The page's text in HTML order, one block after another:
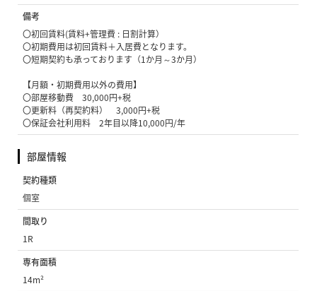
備考
〇初回賃料(賃料+管理費 : 日割計算）
〇初期費用は初回賃料＋入居費となります。
〇短期契約も承っております（1か月～3か月）
【月額・初期費用以外の費用】
〇部屋移動費 30,000円+税
〇更新料（再契約料） 3,000円+税
〇保証会社利用料 2年目以降10,000円/年
部屋情報
契約種類
個室
間取り
1R
専有面積
14m²